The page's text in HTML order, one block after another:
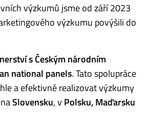
výzkumů jsme od září 2023
výzkumu povýšili do
s Českým národním
national panels. Tato spolupráce
a efektivně realizovat výzkumy
Slovensku, v Polsku, Maďarsku